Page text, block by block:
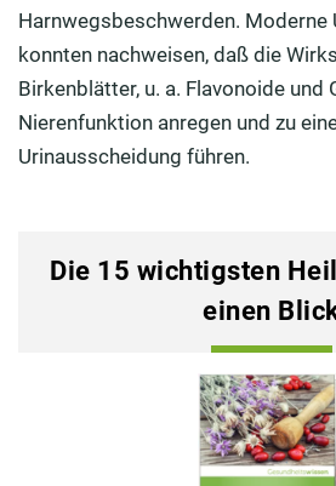
Harnwegsbeschwerden. Moderne
konnten nachweisen, daß die
Birkenblätter, u. a. Flavonoide und
Nierenfunktion anregen und zu
Urinausscheidung führen.